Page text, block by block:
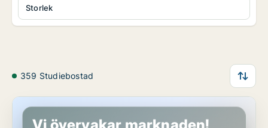
Storlek
359 Studiebostad
Lägenhet i Sandviken